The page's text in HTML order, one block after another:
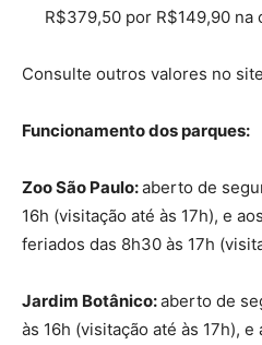
R$379,50 por R$149,90 na
Consulte outros valores no
Funcionamento dos parques:
Zoo São Paulo:aberto de
16h (visitação até às 17h), e
feriados das 8h30 às 17h
Jardim Botânico:aberto de
às 16h (visitação até às 17h),